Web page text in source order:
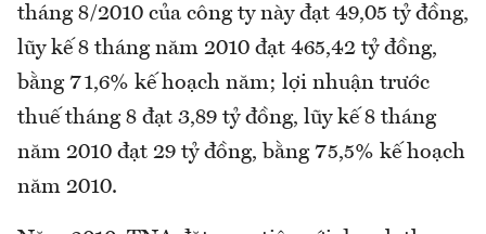
tháng 8/2010 của công ty này đạt 49,05 tỷ đồng,
lũy kế 8 tháng năm 2010 đạt 465,42 tỷ đồng,
bằng 71,6% kế hoạch năm; lợi nhuận trước
thuế tháng 8 đạt 3,89 tỷ đồng, lũy kế 8 tháng
năm 2010 đạt 29 tỷ đồng, bằng 75,5% kế hoạch
năm 2010.